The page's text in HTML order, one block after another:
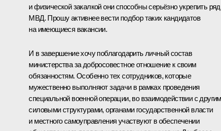
и физической закалкой они способны серьёзно укрепить
МВД. Прошу активнее вести подбор таких кандидатов
на имеющиеся вакансии.
И в завершение хочу поблагодарить личный состав
министерства за добросовестное отношение к своим
обязанностям. Особенно тех сотрудников, которые
мужественно выполняют задачи в рамках проведения
специальной военной операции, во взаимодействии с
силовыми структурами, органами государственной власти
и местного самоуправления участвуют в обеспечении